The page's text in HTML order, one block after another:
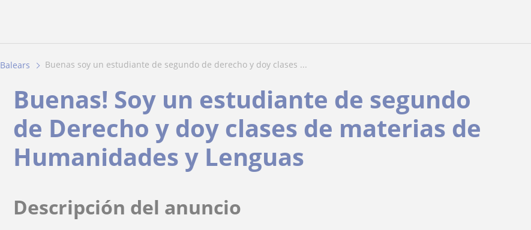
Balears buenas soy un estudiante de segundo de derecho y doy clases ...
Buenas! Soy un estudiante de segundo
de Derecho y doy clases de materias de
Humanidades y Lenguas
Descripción del anuncio